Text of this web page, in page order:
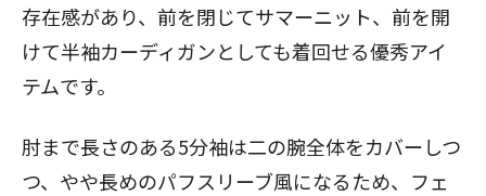
存在感があり、前を閉じてサマーニット、前を開
けて半袖カーディガンとしても着回せる優秀アイ
テムです。
肘まで長さのある5分袖は二の腕全体をカバーしつ
つ、やや長めのパフスリーブ風になるため、フェ